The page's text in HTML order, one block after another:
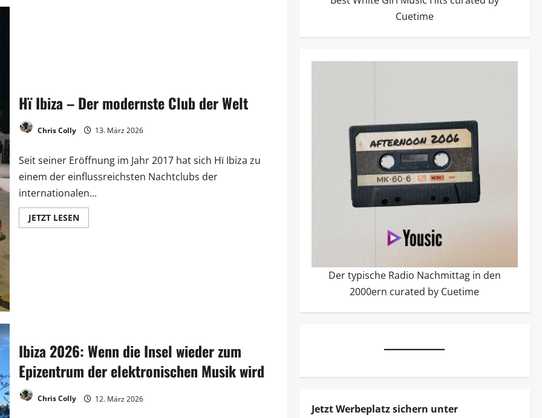
Hï Ibiza – Der modernste Club der Welt
Chris Colly 13. März 2026
Seit seiner Eröffnung im Jahr 2017 hat sich Hï Ibiza zu
einem der einflussreichsten Nachtclubs der
internationalen...
JETZT LESEN
Ibiza 2026: Wenn die Insel wieder zum
Epizentrum der elektronischen Musik wird
Chris Colly 12. März 2026
Cuetime
Der typische Radio Nachmittag in den
2000ern curated by Cuetime
Jetzt Werbeplatz sichern unter